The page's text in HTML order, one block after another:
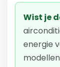
Wist je
energie